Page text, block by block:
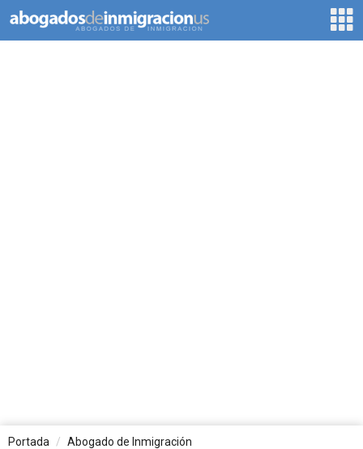
Portada
Abogado de Inmigración